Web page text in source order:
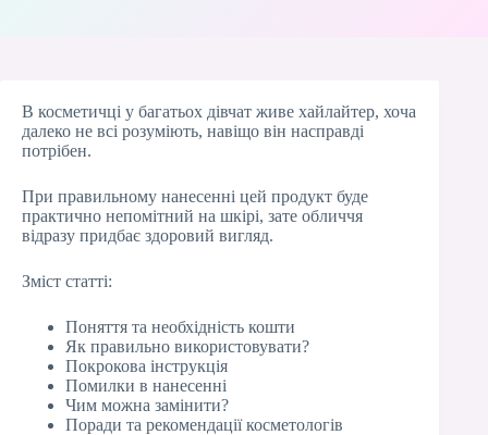
В косметичці у багатьох дівчат живе хайлайтер, хоча
далеко не всі розуміють, навіщо він насправді
потрібен.
При правильному нанесенні цей продукт буде
практично непомітний на шкірі, зате обличчя
відразу придбає здоровий вигляд.
Зміст статті:
Поняття та необхідність кошти
Як правильно використовувати?
Покрокова інструкція
Помилки в нанесенні
Чим можна замінити?
Поради та рекомендації косметологів